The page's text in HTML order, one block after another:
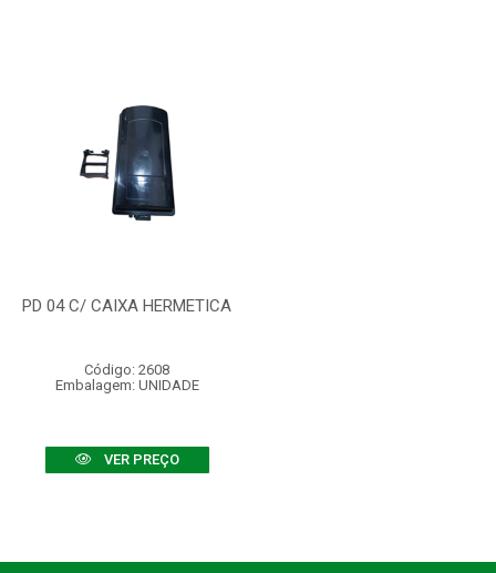
PD 04 C/ CAIXA HERMETICA
Código: 2608
Embalagem: UNIDADE
VER PREÇO